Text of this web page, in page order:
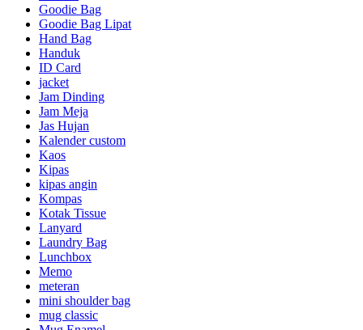
Goodie Bag
Goodie Bag Lipat
Hand Bag
Handuk
ID Card
jacket
Jam Dinding
Jam Meja
Jas Hujan
Kalender custom
Kaos
Kipas
kipas angin
Kompas
Kotak Tissue
Lanyard
Laundry Bag
Lunchbox
Memo
meteran
mini shoulder bag
mug classic